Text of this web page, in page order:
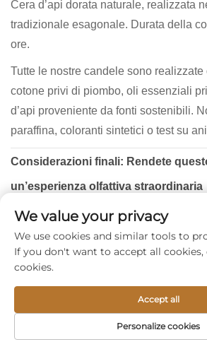
Cera d’api dorata naturale, realizzata
tradizionale esagonale. Durata della
ore.
Tutte le nostre candele sono
cotone privi di piombo, oli essenziali
d’api proveniente da fonti sostenibili.
paraffina, coloranti sintetici o test su
Considerazioni finali: Rendete
un’esperienza olfattiva straordinaria
Le festività sono un turbine di liste da
viaggio e impegni sociali. In mezzo a
dimenticare ciò che conta davvero: la
regali, la connessione più del
prestazione.
Una candela non può risolvere tutte le
Ma può trasformare una serata
We value your privacy
We use cookies and similar tools to
If you don't want to accept all cookies,
cookies.
Personalize cookies
Accept all